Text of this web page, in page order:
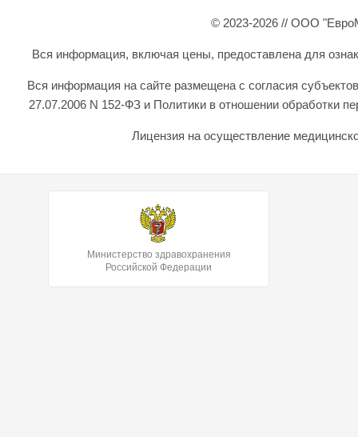
© 2023-2026 // ООО
Вся информация, включая цены, предоставлена для
Вся информация на сайте размещена с согласия
27.07.2006 N 152-ФЗ и Политики в отношении обработки
Лицензия на осуществление
Министерство здравохранения
Российской Федерации